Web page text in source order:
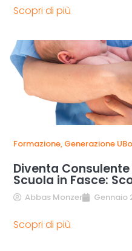
Scopri di più
Formazione, Generazione
Diventa
Scuola in Fasce:
Abbas Monzer Gennaio
Scopri di più